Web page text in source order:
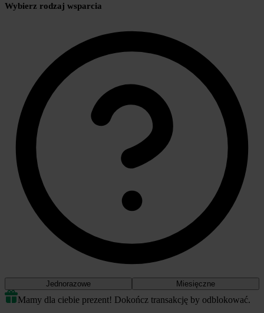
Wybierz rodzaj wsparcia
Jednorazowe Miesięczne
Mamy dla ciebie prezent! Dokończ transakcję by odblokować.